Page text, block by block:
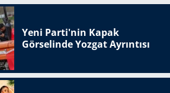
Yeni Parti'nin Kapak
Görselinde Yozgat Ayrıntısı